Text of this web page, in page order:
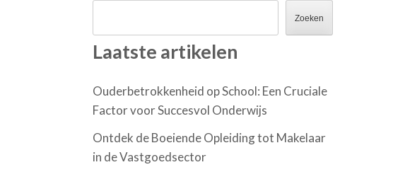
Zoeken
Laatste artikelen
Ouderbetrokkenheid op School: Een Cruciale
Factor voor Succesvol Onderwijs
Ontdek de Boeiende Opleiding tot Makelaar
in de Vastgoedsector